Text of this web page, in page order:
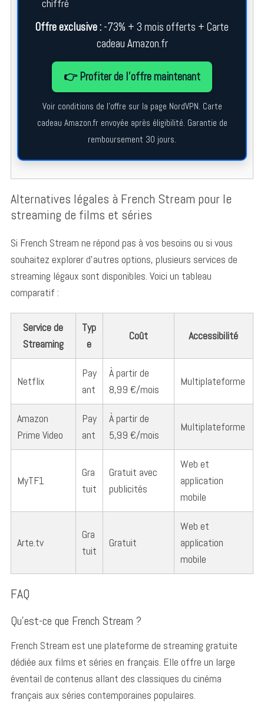
chiffré
Offre exclusive : -73% + 3 mois offerts + Carte
cadeau Amazon.fr
👉 Profiter de l’offre maintenant
Voir conditions de l’offre sur la page NordVPN. Carte
cadeau Amazon.fr envoyée après éligibilité. Garantie de
remboursement 30 jours.
Alternatives légales à French Stream pour le
streaming de films et séries
Si French Stream ne répond pas à vos besoins ou si vous
souhaitez explorer d’autres options, plusieurs services de
streaming légaux sont disponibles. Voici un tableau
comparatif :
Service de
Streaming
Typ
e
Coût Accessibilité
Netflix
Pay
ant
À partir de
8,99 €/mois
Multiplateforme
Amazon
Prime Video
Pay
ant
À partir de
5,99 €/mois
Multiplateforme
MyTF1
Gra
tuit
Gratuit avec
publicités
Web et
application
mobile
Arte.tv
Gra
tuit
Gratuit
Web et
application
mobile
FAQ
Qu’est-ce que French Stream ?
French Stream est une plateforme de streaming gratuite
dédiée aux films et séries en français. Elle offre un large
éventail de contenus allant des classiques du cinéma
français aux séries contemporaines populaires.